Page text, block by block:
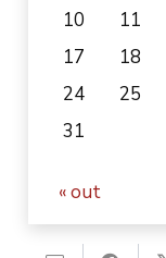
10
11
17
18
24
25
31
« out